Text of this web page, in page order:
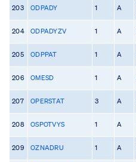
203 ODPADY 1 A
204 ODPADYZV 1 A
205 ODPPAT 1 A
206 OMESD 1 A
207 OPERSTAT 3 A
208 OSPOTVYS 1 A
209 OZNADRU 1 A